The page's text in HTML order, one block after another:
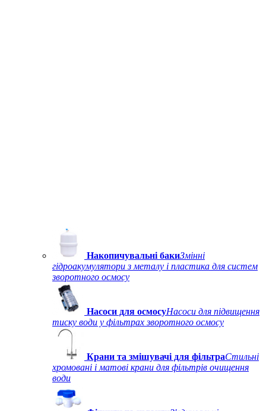
Накопичувальні бакиЗмінні
гідроакумулятори з металу і пластика для систем
зворотного осмосу
Насоси для осмосуНасоси для підвищення
тиску води у фільтрах зворотного осмосу
Крани та змішувачі для фільтраСтильні
хромовані і матові крани для фільтрів очищення
води